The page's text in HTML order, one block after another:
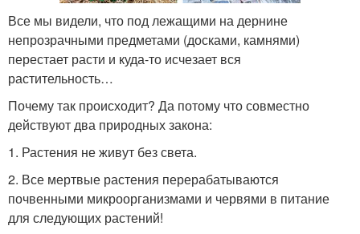
Все мы видели, что под лежащими на дернине
непрозрачными предметами (досками, камнями)
перестает расти и куда-то исчезает вся
растительность…
Почему так происходит? Да потому что совместно
действуют два природных закона:
1. Растения не живут без света.
2. Все мертвые растения перерабатываются
почвенными микроорганизмами и червями в питание
для следующих растений!